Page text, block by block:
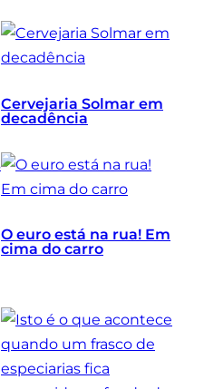
Cervejaria Solmar em
decadência
O euro está na rua! Em
cima do carro